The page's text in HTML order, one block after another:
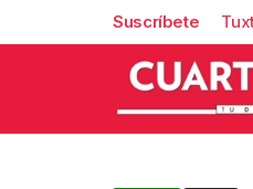
Suscríbete